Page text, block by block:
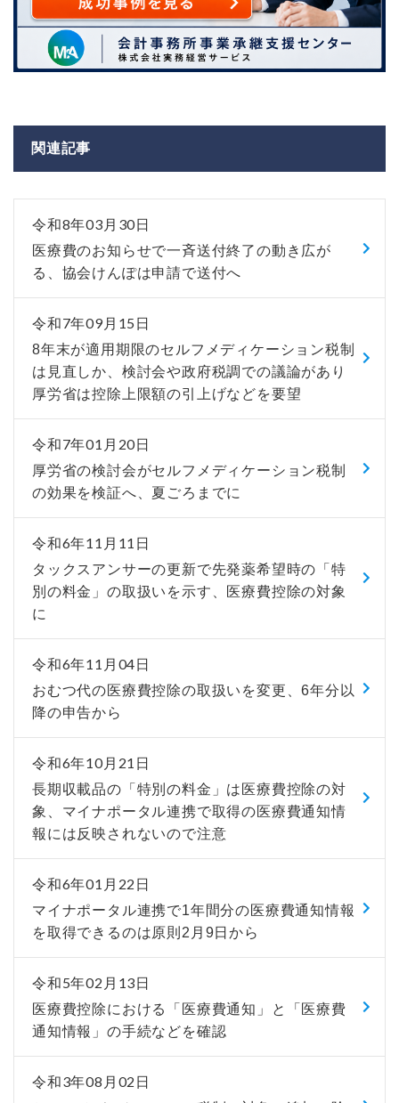
関連記事
令和8年03月30日
医療費のお知らせで一斉送付終了の動き広が
る、協会けんぽは申請で送付へ
令和7年09月15日
8年末が適用期限のセルフメディケーション税制
は見直しか、検討会や政府税調での議論があり
厚労省は控除上限額の引上げなどを要望
令和7年01月20日
厚労省の検討会がセルフメディケーション税制
の効果を検証へ、夏ごろまでに
令和6年11月11日
タックスアンサーの更新で先発薬希望時の「特
別の料金」の取扱いを示す、医療費控除の対象
に
令和6年11月04日
おむつ代の医療費控除の取扱いを変更、6年分以
降の申告から
令和6年10月21日
長期収載品の「特別の料金」は医療費控除の対
象、マイナポータル連携で取得の医療費通知情
報には反映されないので注意
令和6年01月22日
マイナポータル連携で1年間分の医療費通知情報
を取得できるのは原則2月9日から
令和5年02月13日
医療費控除における「医療費通知」と「医療費
通知情報」の手続などを確認
令和3年08月02日